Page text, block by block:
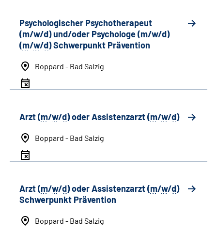
Psychologischer Psychotherapeut
(m/w/d) und/oder Psychologe (m/w/d)
(m/w/d) Schwerpunkt Prävention
Boppard - Bad Salzig
Arzt (m/w/d) oder Assistenzarzt (m/w/d)
Boppard - Bad Salzig
Arzt (m/w/d) oder Assistenzarzt (m/w/d)
Schwerpunkt Prävention
Boppard - Bad Salzig